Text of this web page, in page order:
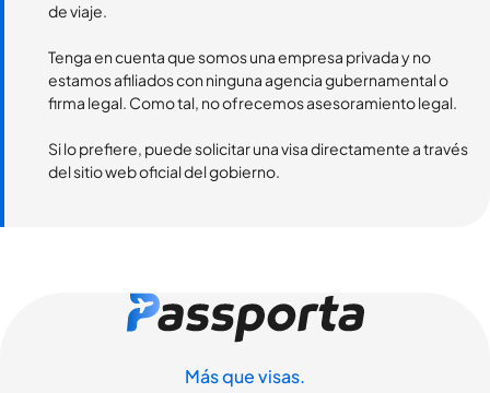
de viaje.
Tenga en cuenta que somos una empresa privada y no
estamos afiliados con ninguna agencia gubernamental o
firma legal. Como tal, no ofrecemos asesoramiento legal.
Si lo prefiere, puede solicitar una visa directamente a través
del sitio web oficial del gobierno.
Más que visas.